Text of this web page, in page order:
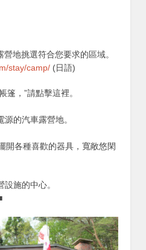
地挑選符合您要求的區域。
stay/camp/ (日語)
篷，”請點擊這裡。
的汽車露營地。
開各種喜歡的器具，寬敞悠閑
施的中心。